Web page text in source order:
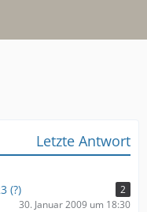
Letzte Antwort
(?)
2
30. Januar 2009 um 18:30